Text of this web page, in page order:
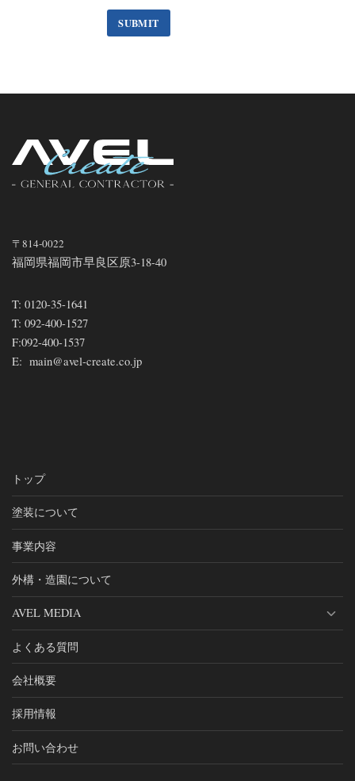
〒814-0022
福岡県福岡市早良区原3-18-40
T: 0120-35-1641
T: 092-400-1527
F:092-400-1537
E: main@avel-create.co.jp
トップ
塗装について
事業内容
外構・造園について
AVEL MEDIA
よくある質問
会社概要
採用情報
お問い合わせ